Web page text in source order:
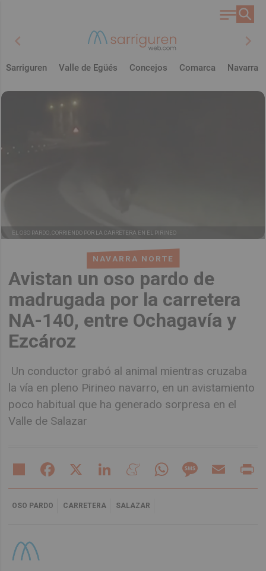
chevron_left chevron_right
Sarriguren Valle de Egüés Concejos Comarca Navarra
NAVARRA NORTE
Avistan un oso pardo de
madrugada por la carretera
NA-140, entre Ochagavía y
Ezcároz
Un conductor grabó al animal mientras cruzaba
la vía en pleno Pirineo navarro, en un avistamiento
poco habitual que ha generado sorpresa en el
Valle de Salazar
EL OSO PARDO, CORRIENDO POR LA CARRETERA EN EL PIRINEO
Share Facebook LinkedIn MeneameWhatsAppMessageEmail
OSO PARDO CARRETERA SALAZAR